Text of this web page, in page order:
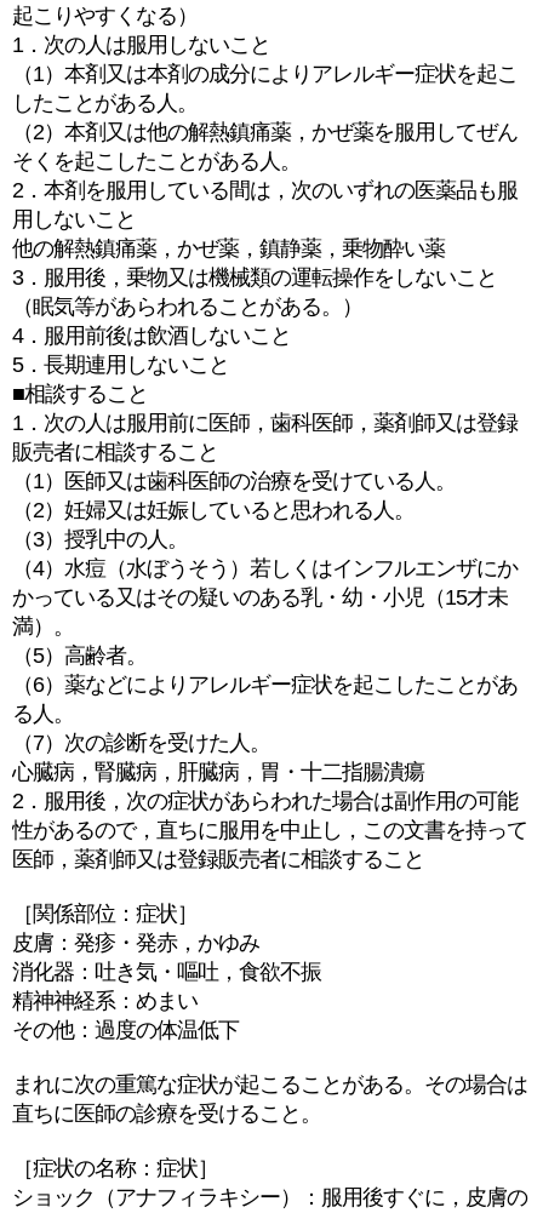
起こりやすくなる）
1．次の人は服用しないこと
（1）本剤又は本剤の成分によりアレルギー症状を起こ
したことがある人。
（2）本剤又は他の解熱鎮痛薬，かぜ薬を服用してぜん
そくを起こしたことがある人。
2．本剤を服用している間は，次のいずれの医薬品も服
用しないこと
他の解熱鎮痛薬，かぜ薬，鎮静薬，乗物酔い薬
3．服用後，乗物又は機械類の運転操作をしないこと
（眠気等があらわれることがある。）
4．服用前後は飲酒しないこと
5．長期連用しないこと
■相談すること
1．次の人は服用前に医師，歯科医師，薬剤師又は登録
販売者に相談すること
（1）医師又は歯科医師の治療を受けている人。
（2）妊婦又は妊娠していると思われる人。
（3）授乳中の人。
（4）水痘（水ぼうそう）若しくはインフルエンザにか
かっている又はその疑いのある乳・幼・小児（15才未
満）。
（5）高齢者。
（6）薬などによりアレルギー症状を起こしたことがあ
る人。
（7）次の診断を受けた人。
心臓病，腎臓病，肝臓病，胃・十二指腸潰瘍
2．服用後，次の症状があらわれた場合は副作用の可能
性があるので，直ちに服用を中止し，この文書を持って
医師，薬剤師又は登録販売者に相談すること
［関係部位：症状］
皮膚：発疹・発赤，かゆみ
消化器：吐き気・嘔吐，食欲不振
精神神経系：めまい
その他：過度の体温低下
まれに次の重篤な症状が起こることがある。その場合は
直ちに医師の診療を受けること。
［症状の名称：症状］
ショック（アナフィラキシー）：服用後すぐに，皮膚の